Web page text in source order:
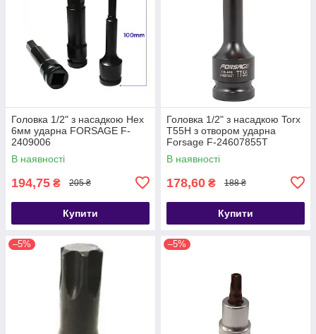
Головка 1/2" з насадкою Hex
6мм ударна FORSAGE F-
2409006
В наявності
194,75 ₴ 205 ₴
Купити
Головка 1/2" з насадкою Torx
T55H з отвором ударна
Forsage F-24607855T
В наявності
178,60 ₴ 188 ₴
Купити
–5% –5%